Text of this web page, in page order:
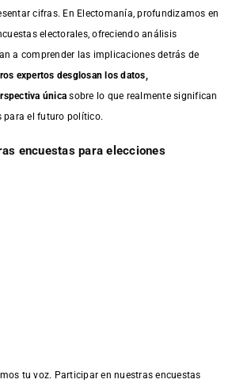
cifras. En Electomanía, profundizamos en
electorales, ofreciendo análisis
a comprender las implicaciones detrás de
expertos desglosan los datos,
única sobre lo que realmente significan
para el futuro político.
encuestas para elecciones
tu voz. Participar en nuestras encuestas